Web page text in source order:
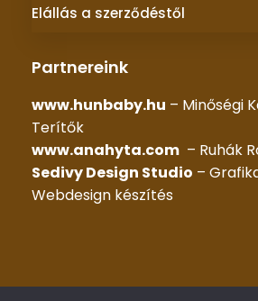
Elállás a szerződéstől
Partnereink
www.hunbaby.hu – Minőségi
Terítők
www.anahyta.com – Ruhák
Sedivy Design Studio –
Webdesign készítés